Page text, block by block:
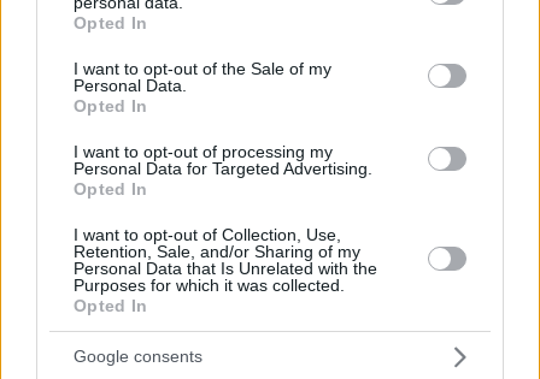
grant or deny consent to Google and its third-party tags to
use your data for below specified purposes in below Google
consent section.
Opted In
I want to opt-out of the Sale of my
Personal Data.
Opted In
I want to opt-out of processing my
Personal Data for Targeted Advertising.
Opted In
I want to opt-out of Collection, Use,
Retention, Sale, and/or Sharing of my
Personal Data that Is Unrelated with the
Purposes for which it was collected.
Opted In
Google consents
ΔΕΙΤΕ ΟΛΑ ΤΑ GAMES
Best of Network